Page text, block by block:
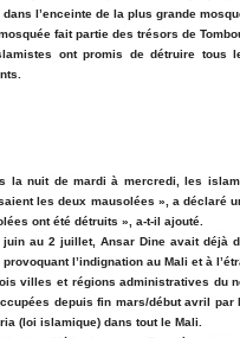
l’enceinte de la plus grande
fait partie des trésors de
ont promis de détruire tous
la nuit de mardi à mercredi, les
les deux mausolées », a déclaré
ont été détruits », a-t-il ajouté.
juin au 2 juillet, Ansar Dine avait déjà
provoquant l’indignation au Mali et à
villes et régions administratives du
depuis fin mars/début avril
(loi islamique) dans tout le Mali.